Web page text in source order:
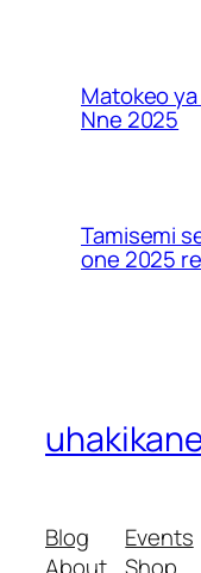
Matokeo
Nne 2025
Tamisemi
one 2025
Blog
About
Events
Shop